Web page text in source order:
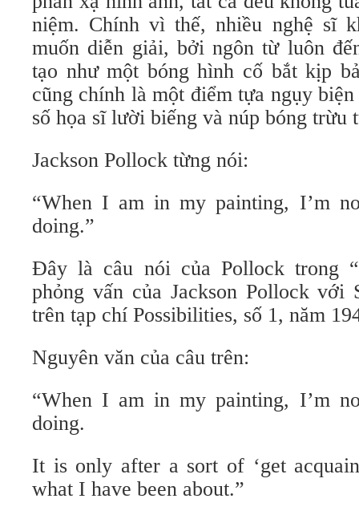
niệm. Chính vì thế, nhiều nghệ sĩ
muốn diễn giải, bởi ngôn từ luôn
tạo như một bóng hình cố bắt kịp
cũng chính là một điểm tựa ngụy
số họa sĩ lười biếng và núp bóng trừu
Jackson Pollock từng nói:
“When I am in my painting, I’m
doing.”
Đây là câu nói của Pollock trong
phỏng vấn của Jackson Pollock với
trên tạp chí Possibilities, số 1, năm
Nguyên văn của câu trên:
“When I am in my painting, I’m
doing.
It is only after a sort of ‘get
what I have been about.”